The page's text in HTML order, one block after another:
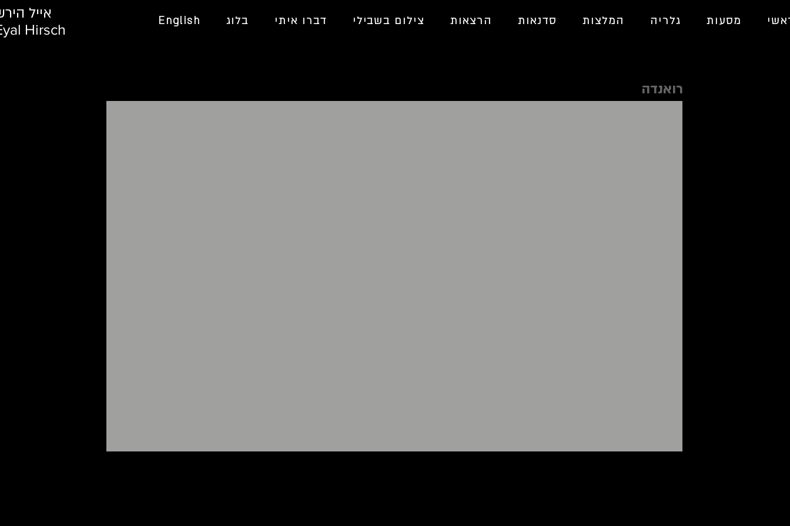
Hirsch
מסעות גלריה המלצות סדנאות הרצאות צילום בשבילי דברו איתי בלוג English
רואנדה